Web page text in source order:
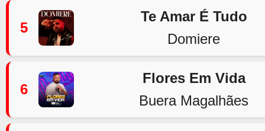
5
Te Amar É Tudo
Domiere
6
Flores Em Vida
Buera Magalhães